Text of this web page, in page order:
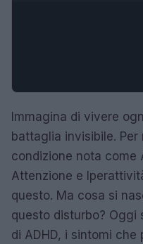
Immagina di vivere
battaglia invisibile. Per
condizione nota come
Attenzione e
questo. Ma cosa si
questo disturbo? Oggi
di ADHD, i sintomi